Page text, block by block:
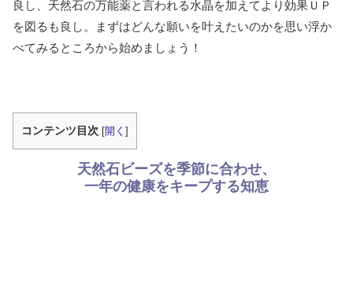
良し、天然石の万能薬と言われる水晶を加えてより効果ＵＰ
を図るも良し。まずはどんな願いを叶えたいのかを思い浮か
べてみるところから始めましょう！
コンテンツ目次 [開く ]
天然石ビーズを季節に合わせ、
一年の健康をキープする知恵